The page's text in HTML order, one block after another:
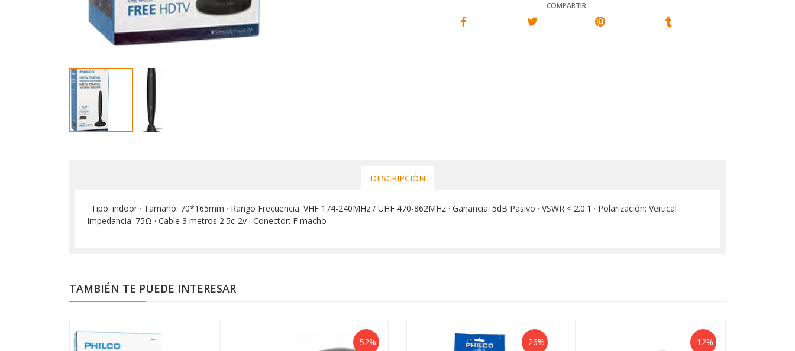
COMPARTIR
DESCRIPCIÓN
· Tipo: indoor · Tamaño: 70*165mm · Rango Frecuencia: VHF 174-240MHz / UHF 470-862MHz · Ganancia: 5dB Pasivo · VSWR < 2.0:1 · Polarización: Vertical ·
Impedancia: 75Ω · Cable 3 metros 2.5c-2v · Conector: F macho
TAMBIÉN TE PUEDE INTERESAR
-52% -26% -12%